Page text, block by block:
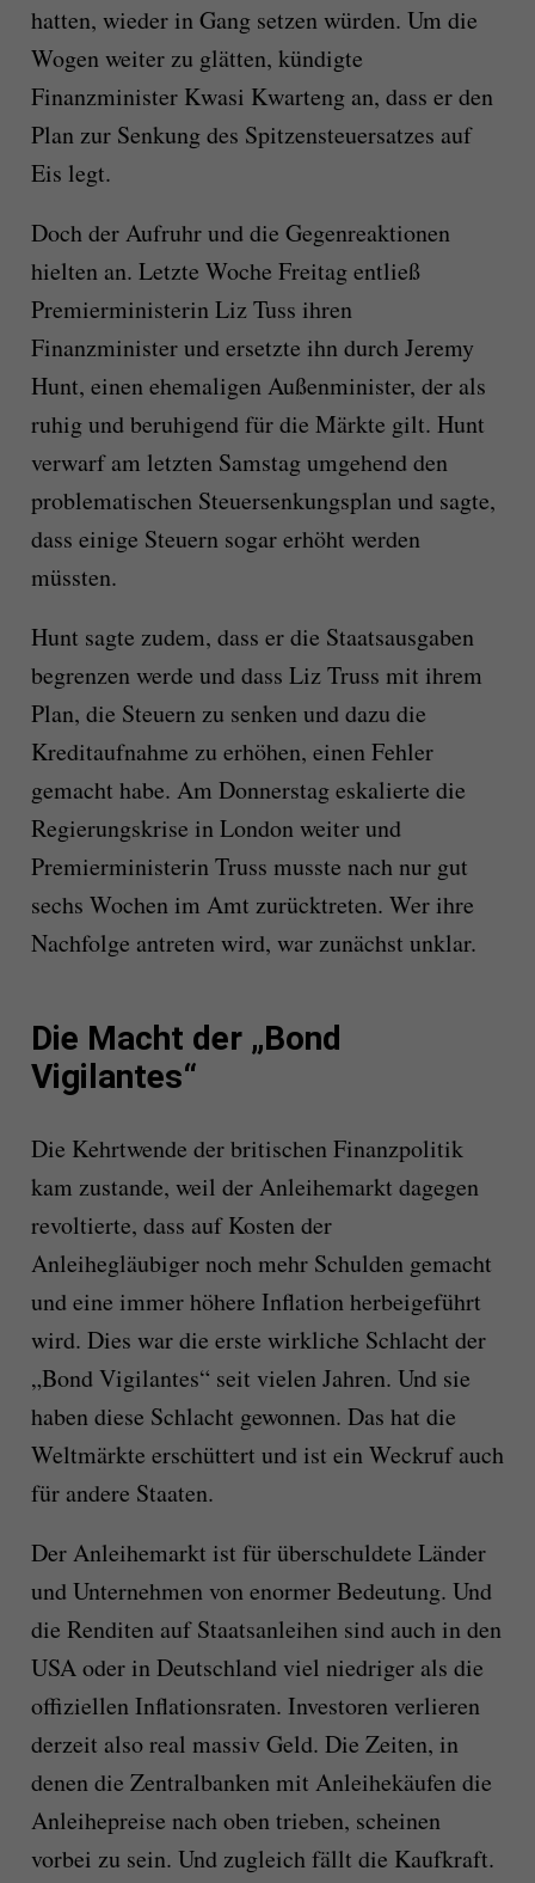
hatten, wieder in Gang setzen würden. Um die
Wogen weiter zu glätten, kündigte
Finanzminister Kwasi Kwarteng an, dass er den
Plan zur Senkung des Spitzensteuersatzes auf
Eis legt.
Doch der Aufruhr und die Gegenreaktionen
hielten an. Letzte Woche Freitag entließ
Premierministerin Liz Tuss ihren
Finanzminister und ersetzte ihn durch Jeremy
Hunt, einen ehemaligen Außenminister, der als
ruhig und beruhigend für die Märkte gilt. Hunt
verwarf am letzten Samstag umgehend den
problematischen Steuersenkungsplan und sagte,
dass einige Steuern sogar erhöht werden
müssten.
Hunt sagte zudem, dass er die Staatsausgaben
begrenzen werde und dass Liz Truss mit ihrem
Plan, die Steuern zu senken und dazu die
Kreditaufnahme zu erhöhen, einen Fehler
gemacht habe. Am Donnerstag eskalierte die
Regierungskrise in London weiter und
Premierministerin Truss musste nach nur gut
sechs Wochen im Amt zurücktreten. Wer ihre
Nachfolge antreten wird, war zunächst unklar.
Die Macht der „Bond
Vigilantes“
Die Kehrtwende der britischen Finanzpolitik
kam zustande, weil der Anleihemarkt dagegen
revoltierte, dass auf Kosten der
Anleihegläubiger noch mehr Schulden gemacht
und eine immer höhere Inflation herbeigeführt
wird. Dies war die erste wirkliche Schlacht der
„Bond Vigilantes“ seit vielen Jahren. Und sie
haben diese Schlacht gewonnen. Das hat die
Weltmärkte erschüttert und ist ein Weckruf auch
für andere Staaten.
Der Anleihemarkt ist für überschuldete Länder
und Unternehmen von enormer Bedeutung. Und
die Renditen auf Staatsanleihen sind auch in den
USA oder in Deutschland viel niedriger als die
offiziellen Inflationsraten. Investoren verlieren
derzeit also real massiv Geld. Die Zeiten, in
denen die Zentralbanken mit Anleihekäufen die
Anleihepreise nach oben trieben, scheinen
vorbei zu sein. Und zugleich fällt die Kaufkraft.